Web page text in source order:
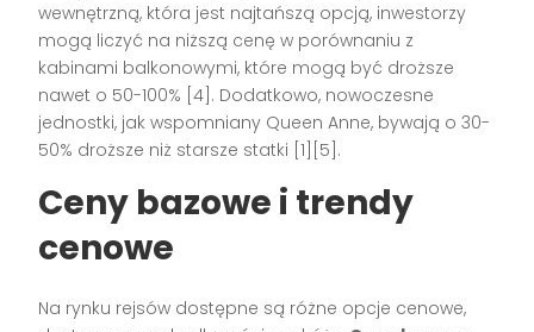
wewnętrzną, która jest najtańszą opcją, inwestorzy
mogą liczyć na niższą cenę w porównaniu z
kabinami balkonowymi, które mogą być droższe
nawet o 50-100% [4]. Dodatkowo, nowoczesne
jednostki, jak wspomniany Queen Anne, bywają o 30-
50% droższe niż starsze statki [1][5].
Ceny bazowe i trendy
cenowe
Na rynku rejsów dostępne są różne opcje cenowe,